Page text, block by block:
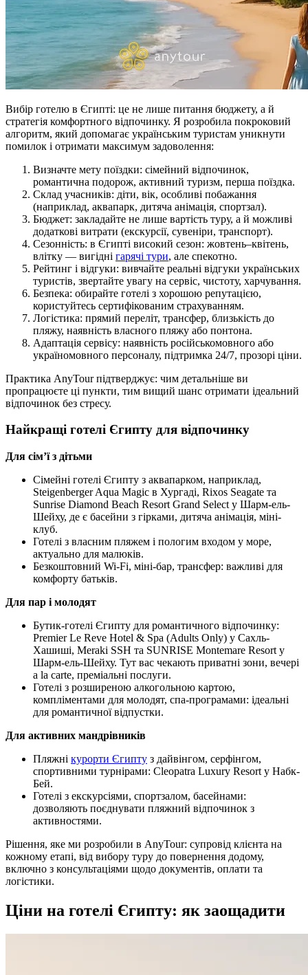
Вибір готелю в Єгипті: це не лише питання бюджету, а й
стратегія комфортного відпочинку. Я розробила покроковий
алгоритм, який допомагає українським туристам уникнути
помилок і отримати максимум задоволення:
Визначте мету поїздки: сімейний відпочинок,
романтична подорож, активний туризм, перша поїздка.
Склад учасників: діти, вік, особливі побажання
(наприклад, аквапарк, дитяча анімація, спортзал).
Бюджет: закладайте не лише вартість туру, а й можливі
додаткові витрати (екскурсії, сувеніри, транспорт).
Сезонність: в Єгипті високий сезон: жовтень–квітень,
влітку — вигідні гарячі тури, але спекотно.
Рейтинг і відгуки: вивчайте реальні відгуки українських
туристів, звертайте увагу на сервіс, чистоту, харчування.
Безпека: обирайте готелі з хорошою репутацією,
користуйтесь сертифікованим страхуванням.
Логістика: прямий переліт, трансфер, близькість до
пляжу, наявність власного пляжу або понтона.
Адаптація сервісу: наявність російськомовного або
україномовного персоналу, підтримка 24/7, прозорі ціни.
Практика AnyTour підтверджує: чим детальніше ви
пропрацюєте ці пункти, тим вищий шанс отримати ідеальний
відпочинок без стресу.
Найкращі готелі Єгипту для відпочинку
Для сім’ї з дітьми
Сімейні готелі Єгипту з аквапарком, наприклад,
Steigenberger Aqua Magic в Хургаді, Rixos Seagate та
Sunrise Diamond Beach Resort Grand Select у Шарм-ель-
Шейху, де є басейни з гірками, дитяча анімація, міні-
клуб.
Готелі з власним пляжем і пологим входом у море,
актуально для малюків.
Безкоштовний Wi-Fi, міні-бар, трансфер: важливі для
комфорту батьків.
Для пар і молодят
Бутик-готелі Єгипту для романтичного відпочинку:
Premier Le Reve Hotel & Spa (Adults Only) у Сахль-
Хашиші, Meraki SSH та SUNRISE Montemare Resort у
Шарм-ель-Шейху. Тут вас чекають приватні зони, вечері
a la carte, преміальні послуги.
Готелі з розширеною алкогольною картою,
компліментами для молодят, спа-програмами: ідеальні
для романтичної відпустки.
Для активних мандрівників
Пляжні курорти Єгипту з дайвінгом, серфінгом,
спортивними турнірами: Cleopatra Luxury Resort у Набк-
Бей.
Готелі з екскурсіями, спортзалом, басейнами:
дозволяють поєднувати пляжний відпочинок з
активностями.
Рішення, яке ми розробили в AnyTour: супровід клієнта на
кожному етапі, від вибору туру до повернення додому,
включно з консультаціями щодо документів, оплати та
логістики.
Ціни на готелі Єгипту: як заощадити